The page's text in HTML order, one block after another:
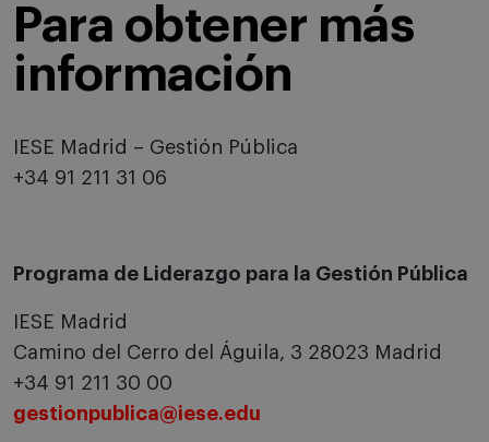
Para obtener más
información
IESE Madrid – Gestión Pública
+34 91 211 31 06
Programa de Liderazgo para la Gestión Pública
IESE Madrid
Camino del Cerro del Águila, 3 28023 Madrid
+34 91 211 30 00
gestionpublica@iese.edu